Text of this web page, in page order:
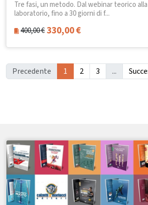
Tre fasi, un metodo. Dal webinar teorico
laboratorio, fino a 30 giorni di f...
400,00€330,00€
Precedente 1 2 3 ...